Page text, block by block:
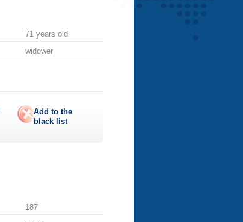
71 years old
widower
Add to the
black list
187